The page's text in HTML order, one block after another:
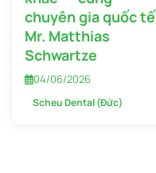
chuyên gia quốc tế
Mr. Matthias
Schwartze
04/06/2026
Scheu Dental (Đức)